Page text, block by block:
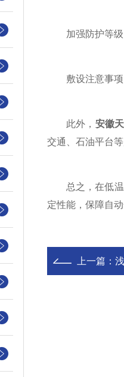
加强防护等级
敷设注意事项
此外， 安徽
交通、石油平台
总之，在低温环
定性能，保障自
上一篇：